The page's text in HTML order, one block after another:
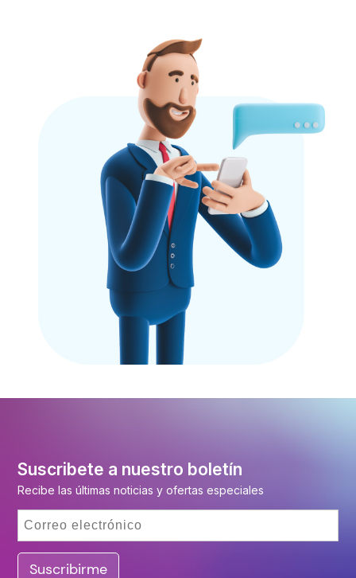
Suscribete a nuestro boletín
Recibe las últimas noticias y ofertas especiales
Suscribirme